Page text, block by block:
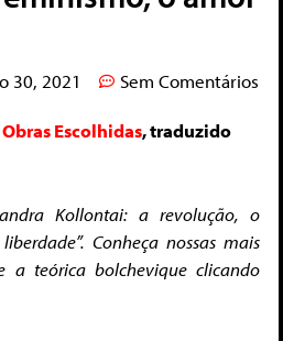
30, 2021 Sem Comentários
Obras Escolhidas, traduzido
Kollontai: a revolução, o
Conheça nossas mais
a teórica bolchevique clicando